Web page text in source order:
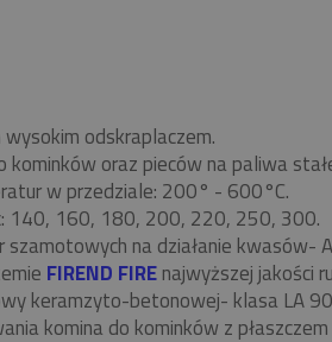
odskraplaczem.
kominków oraz pieców na paliwa
w przedziale: 200° - 600°C.
140, 160, 180, 200, 220, 250, 300.
szamotowych na działanie kwasów-
FIREND FIREnajwyższej jakości
keramzyto-betonowej- klasa LA
komina do kominków z